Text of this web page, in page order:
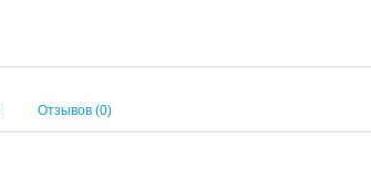
Отзывов (0)